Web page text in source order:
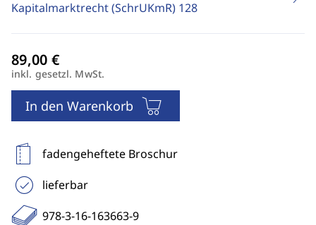
Kapitalmarktrecht (SchrUKmR) 128
inkl. gesetzl. MwSt.
In den Warenkorb
fadengeheftete Broschur
lieferbar
978-3-16-163663-9